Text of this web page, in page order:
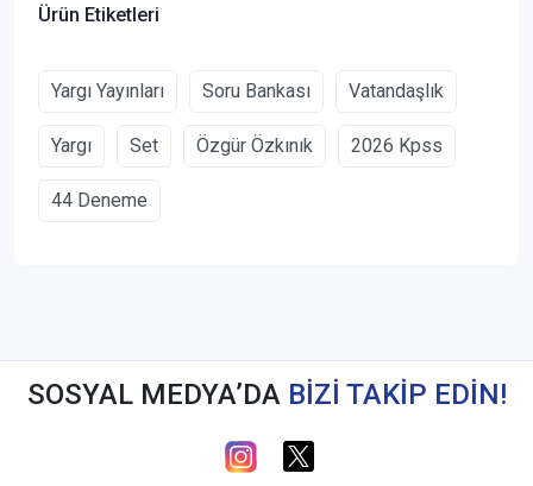
Ürün Etiketleri
Yargı Yayınları Soru Bankası Vatandaşlık
Yargı Set Özgür Özkınık 2026 Kpss
44 Deneme
SOSYAL MEDYA’DA BİZİ TAKİP EDİN!